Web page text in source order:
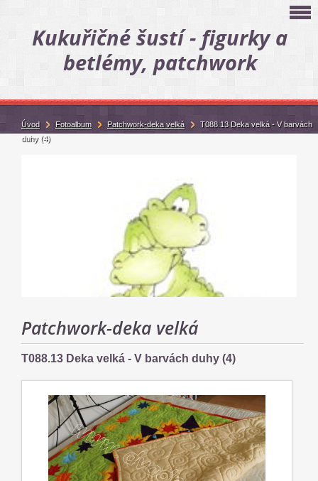
Kukuřičné šustí - figurky a
betlémy, patchwork
Patchwork-deka velká
T088.13 Deka velká - V barvách duhy (4)
Úvod Fotoalbum Patchwork-deka velká
T088.13 Deka velká - V barvách
duhy (4)